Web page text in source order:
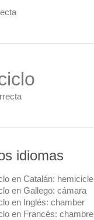
idiomas
en Catalán: hemicicle
en Gallego: cámara
en Inglés: chamber
en Francés: chambre